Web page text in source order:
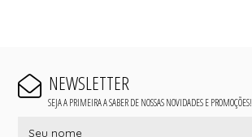
NEWSLETTER
SEJA A PRIMEIRA A SABER DE NOSSAS NOVIDADES E PROMOÇÕES!